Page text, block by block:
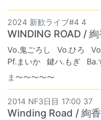
2024 新歓ライブ#4 4
WINDING ROAD /
Vo.鬼ごろし Vo.ひろ
Pf.まいか
鍵ハ.もぎ Ba.
ま〜〜〜〜〜
2014 NF3日目 17:00 37
Winding Road / 絢